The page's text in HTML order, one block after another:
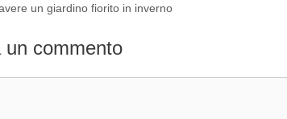
un giardino fiorito in inverno
un commento